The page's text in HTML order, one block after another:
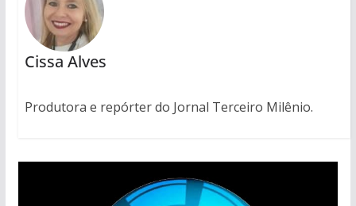
Cissa Alves
Produtora e repórter do Jornal Terceiro Milênio.